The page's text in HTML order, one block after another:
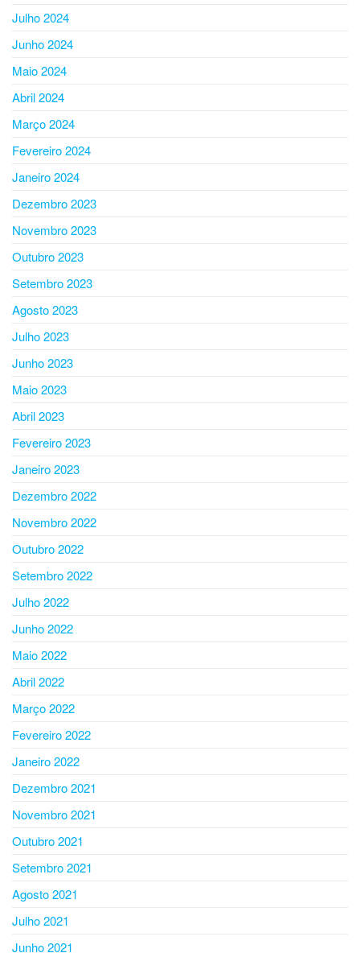
Julho 2024
Junho 2024
Maio 2024
Abril 2024
Março 2024
Fevereiro 2024
Janeiro 2024
Dezembro 2023
Novembro 2023
Outubro 2023
Setembro 2023
Agosto 2023
Julho 2023
Junho 2023
Maio 2023
Abril 2023
Fevereiro 2023
Janeiro 2023
Dezembro 2022
Novembro 2022
Outubro 2022
Setembro 2022
Julho 2022
Junho 2022
Maio 2022
Abril 2022
Março 2022
Fevereiro 2022
Janeiro 2022
Dezembro 2021
Novembro 2021
Outubro 2021
Setembro 2021
Agosto 2021
Julho 2021
Junho 2021